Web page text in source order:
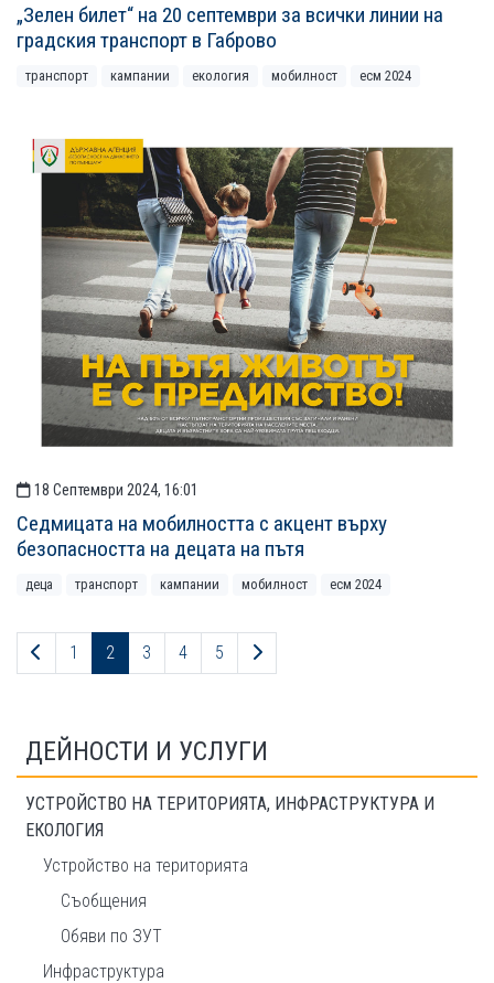
„Зелен билет“ на 20 септември за всички линии на
градския транспорт в Габрово
транспорт кампании екология мобилност есм 2024
18 Септември 2024, 16:01
Седмицата на мобилността с акцент върху
безопасността на децата на пътя
деца транспорт кампании мобилност есм 2024
Предходна страница
1 2 3 4 5 Следваща страница
ДЕЙНОСТИ И УСЛУГИ
УСТРОЙСТВО НА ТЕРИТОРИЯТА, ИНФРАСТРУКТУРА И
ЕКОЛОГИЯ
Устройство на територията
Съобщения
Обяви по ЗУТ
Инфраструктура